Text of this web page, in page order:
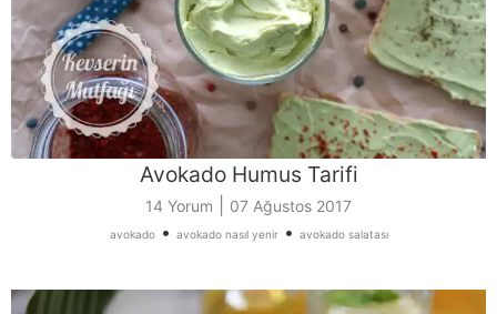
Avokado Humus Tarifi
14 Yorum 07 Ağustos 2017
avokado• avokado nasıl yenir• avokado salatası